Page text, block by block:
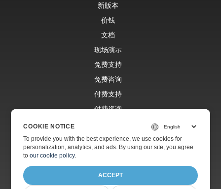
新版本
价钱
文档
现场演示
免费支持
免费咨询
付费支持
付费咨询
网站
COOKIE NOTICE
To provide you with the best experience, we use cookies for
personalization, analytics, and ads. By using our site, you agree
toour cookie policy.
ACCEPT